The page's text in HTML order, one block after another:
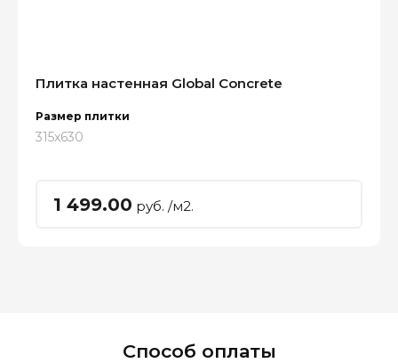
Плитка настенная Global Concrete
Размер плитки
315x630
1 499.00 руб. /м2.
Способ оплаты